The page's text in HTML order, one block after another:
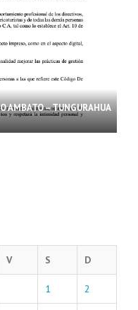
AMBATO – TUNGURAHUA
V S D
1 2